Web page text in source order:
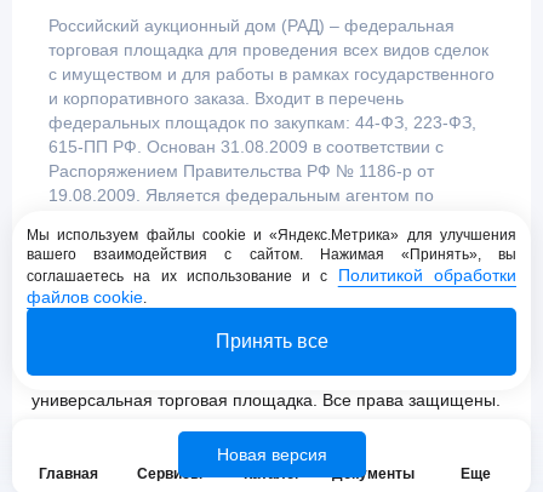
Главная Сервисы Документы Еще
Российский аукционный дом (РАД) – федеральная
торговая площадка для проведения всех видов сделок
с имуществом и для работы в рамках государственного
и корпоративного заказа. Входит в перечень
федеральных площадок по закупкам: 44-ФЗ, 223-ФЗ,
615-ПП РФ. Основан 31.08.2009 в соответствии с
Распоряжением Правительства РФ № 1186-р от
19.08.2009. Является федеральным агентом по
Правительством Российской Федерации.
Политика конфиденциальности
© 2009 - 2026 АО «Российский аукционный дом»
универсальная торговая площадка. Все права защищены.
Мы используем файлы cookie и «Яндекс.Метрика» для улучшения
вашего взаимодействия с сайтом. Нажимая «Принять», вы
соглашаетесь на их использование и с Политикой обработки
файлов cookie.
Принять все
Новая версия